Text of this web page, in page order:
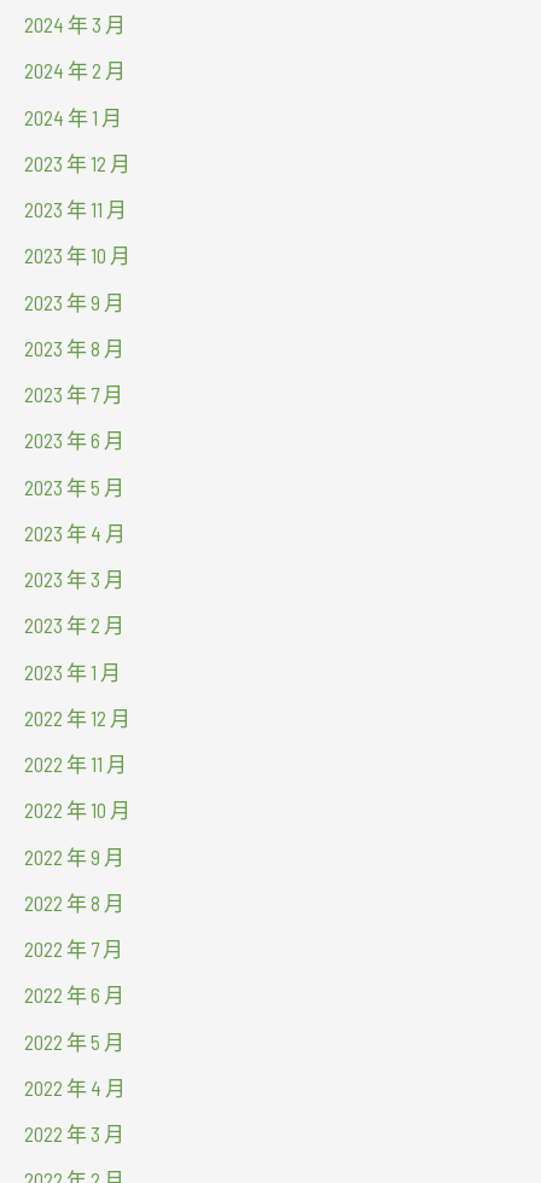
2024 年 3 月
2024 年 2 月
2024 年 1 月
2023 年 12 月
2023 年 11 月
2023 年 10 月
2023 年 9 月
2023 年 8 月
2023 年 7 月
2023 年 6 月
2023 年 5 月
2023 年 4 月
2023 年 3 月
2023 年 2 月
2023 年 1 月
2022 年 12 月
2022 年 11 月
2022 年 10 月
2022 年 9 月
2022 年 8 月
2022 年 7 月
2022 年 6 月
2022 年 5 月
2022 年 4 月
2022 年 3 月